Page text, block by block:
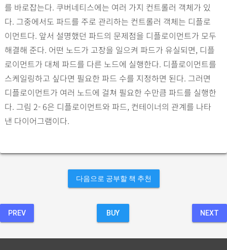
를 바로잡는다. 쿠버네티스에는 여러 가지 컨트롤러 객체가 있
다. 그중에서도 파드를 주로 관리하는 컨트롤러 객체는 디플로
이먼트다. 앞서 설명했던 파드의 문제점을 디플로이먼트가 모두
해결해 준다. 어떤 노드가 고장을 일으켜 파드가 유실되면, 디플
로이먼트가 대체 파드를 다른 노드에 실행한다. 디플로이먼트를
스케일링하고 싶다면 필요한 파드 수를 지정하면 된다. 그러면
디플로이먼트가 여러 노드에 걸쳐 필요한 수만큼 파드를 실행한
다. 그림 2- 6은 디플로이먼트와 파드, 컨테이너의 관계를 나타
낸 다이어그램이다.
다음으로 공부할 책 추천
PREV BUY NEXT